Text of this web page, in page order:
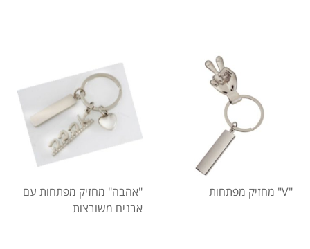
"V" מחזיק מפתחות
"אהבה" מחזיק מפתחות עם
אבנים משובצות